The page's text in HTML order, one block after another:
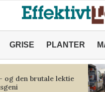
GRISE PLANTER
og den brutale lektie